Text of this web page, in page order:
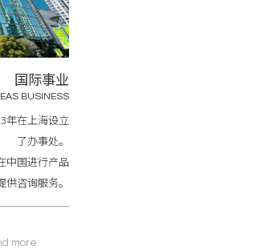
国际事业
BUSINESS
年在上海设立
了办事处。
中国进行产品
咨询服务。
more